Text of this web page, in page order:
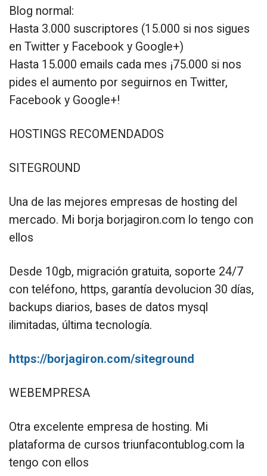
Blog normal:
Hasta 3.000 suscriptores (15.000 si nos sigues
en Twitter y Facebook y Google+)
Hasta 15.000 emails cada mes ¡75.000 si nos
pides el aumento por seguirnos en Twitter,
Facebook y Google+!
HOSTINGS RECOMENDADOS
SITEGROUND
Una de las mejores empresas de hosting del
mercado. Mi borja borjagiron.com lo tengo con
ellos
Desde 10gb, migración gratuita, soporte 24/7
con teléfono, https, garantía devolucion 30 días,
backups diarios, bases de datos mysql
ilimitadas, última tecnología.
https://borjagiron.com/siteground
WEBEMPRESA
Otra excelente empresa de hosting. Mi
plataforma de cursos triunfacontublog.com la
tengo con ellos